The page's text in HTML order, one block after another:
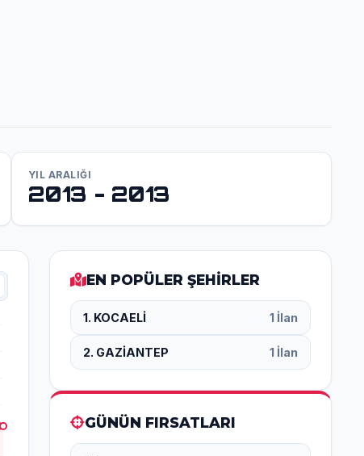
YIL ARALIĞI
2013 - 2013
EN POPÜLER ŞEHİRLER
1. KOCAELİ 1 İlan
2. GAZİANTEP 1 İlan
GÜNÜN FIRSATLARI